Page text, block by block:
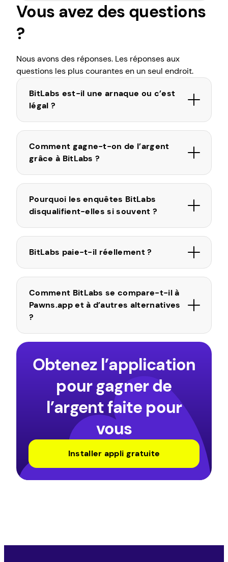
Vous avez des questions
?
Nous avons des réponses. Les réponses aux
questions les plus courantes en un seul endroit.
BitLabs est-il une arnaque ou c’est
légal ?
Comment gagne-t-on de l’argent
grâce à BitLabs ?
Pourquoi les enquêtes BitLabs
disqualifient-elles si souvent ?
BitLabs paie-t-il réellement ?
Comment BitLabs se compare-t-il à
Pawns.app et à d’autres alternatives
?
Obtenez l’application
pour gagner de
l’argent faite pour
vous
Installer appli gratuite